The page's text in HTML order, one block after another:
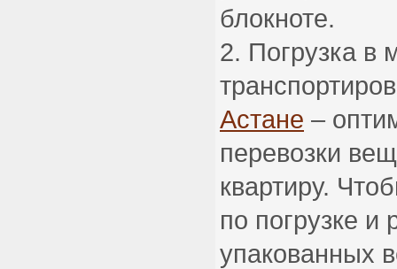
блокноте.
Погрузка в
Астане –
перевозки
квартиру.
по погрузке и
упакованных